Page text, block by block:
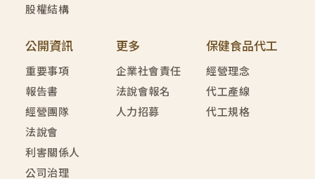
股權結構
公開資訊
重要事項
報告書
經營團隊
法說會
利害關係人
公司治理
更多
企業社會責任
法說會報名
人力招募
保健食品代工
經營理念
代工產線
代工規格